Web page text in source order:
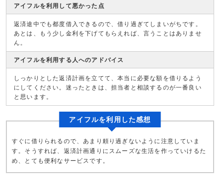
アイフルを利用して悪かった点
返済途中でも都度借入できるので、借り過ぎてしまいがちです。
あとは、もう少し金利を下げてもらえれば、言うことはありませ
ん。
アイフルを利用する人へのアドバイス
しっかりとした返済計画を立てて、本当に必要な額を借りるよう
にしてください。迷ったときは、担当者と相談するのが一番良い
と思います。
アイフルを利用した感想
すぐに借りられるので、あまり頼り過ぎないように注意していま
す。そうすれば、返済計画通りにスムーズな生活を作っていけるた
め、とても便利なサービスです。